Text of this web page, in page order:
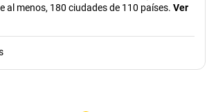
al menos, 180 ciudades de 110 países. Ver